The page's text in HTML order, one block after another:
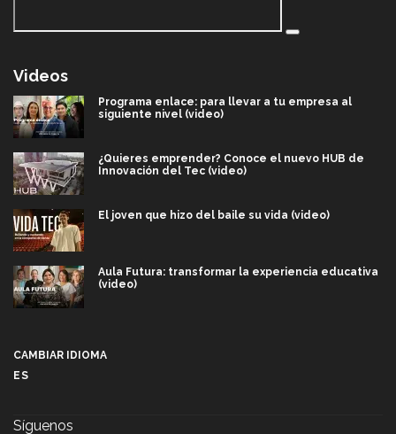
Videos
Programa enlace: para llevar a tu empresa al
siguiente nivel (video)
¿Quieres emprender? Conoce el nuevo HUB de
Innovación del Tec (video)
El joven que hizo del baile su vida (video)
Aula Futura: transformar la experiencia educativa
(video)
CAMBIAR IDIOMA
ES
Síguenos